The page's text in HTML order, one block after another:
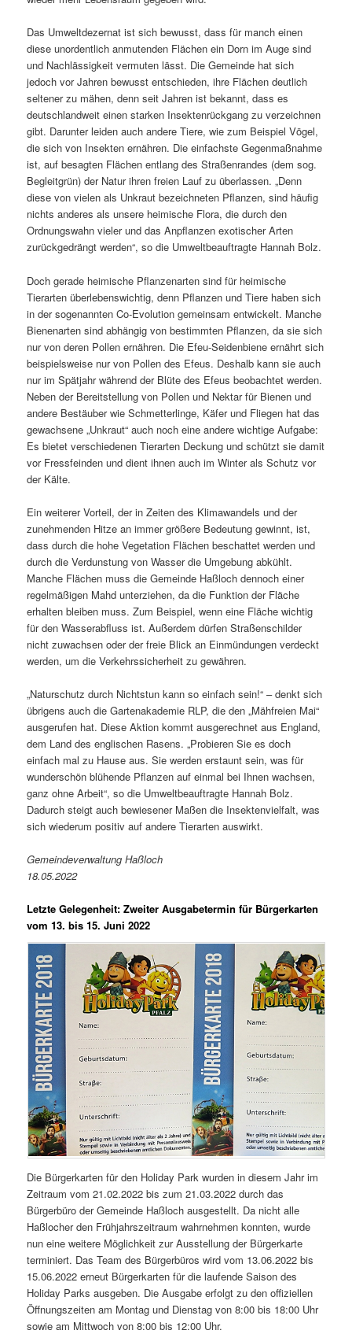
Das Umweltdezernat ist sich bewusst, dass für manch einen
diese unordentlich anmutenden Flächen ein Dorn im Auge sind
und Nachlässigkeit vermuten lässt. Die Gemeinde hat sich
jedoch vor Jahren bewusst entschieden, ihre Flächen deutlich
seltener zu mähen, denn seit Jahren ist bekannt, dass es
deutschlandweit einen starken Insektenrückgang zu verzeichnen
gibt. Darunter leiden auch andere Tiere, wie zum Beispiel Vögel,
die sich von Insekten ernähren. Die einfachste Gegenmaßnahme
ist, auf besagten Flächen entlang des Straßenrandes (dem sog.
Begleitgrün) der Natur ihren freien Lauf zu überlassen. „Denn
diese von vielen als Unkraut bezeichneten Pflanzen, sind häufig
nichts anderes als unsere heimische Flora, die durch den
Ordnungswahn vieler und das Anpflanzen exotischer Arten
zurückgedrängt werden“, so die Umweltbeauftragte Hannah Bolz.
Doch gerade heimische Pflanzenarten sind für heimische
Tierarten überlebenswichtig, denn Pflanzen und Tiere haben sich
in der sogenannten Co-Evolution gemeinsam entwickelt. Manche
Bienenarten sind abhängig von bestimmten Pflanzen, da sie sich
nur von deren Pollen ernähren. Die Efeu-Seidenbiene ernährt sich
beispielsweise nur von Pollen des Efeus. Deshalb kann sie auch
nur im Spätjahr während der Blüte des Efeus beobachtet werden.
Neben der Bereitstellung von Pollen und Nektar für Bienen und
andere Bestäuber wie Schmetterlinge, Käfer und Fliegen hat das
gewachsene „Unkraut“ auch noch eine andere wichtige Aufgabe:
Es bietet verschiedenen Tierarten Deckung und schützt sie damit
vor Fressfeinden und dient ihnen auch im Winter als Schutz vor
der Kälte.
Ein weiterer Vorteil, der in Zeiten des Klimawandels und der
zunehmenden Hitze an immer größere Bedeutung gewinnt, ist,
dass durch die hohe Vegetation Flächen beschattet werden und
durch die Verdunstung von Wasser die Umgebung abkühlt.
Manche Flächen muss die Gemeinde Haßloch dennoch einer
regelmäßigen Mahd unterziehen, da die Funktion der Fläche
erhalten bleiben muss. Zum Beispiel, wenn eine Fläche wichtig
für den Wasserabfluss ist. Außerdem dürfen Straßenschilder
nicht zuwachsen oder der freie Blick an Einmündungen verdeckt
werden, um die Verkehrssicherheit zu gewähren.
„Naturschutz durch Nichtstun kann so einfach sein!“ – denkt sich
übrigens auch die Gartenakademie RLP, die den „Mähfreien Mai“
ausgerufen hat. Diese Aktion kommt ausgerechnet aus England,
dem Land des englischen Rasens. „Probieren Sie es doch
einfach mal zu Hause aus. Sie werden erstaunt sein, was für
wunderschön blühende Pflanzen auf einmal bei Ihnen wachsen,
ganz ohne Arbeit“, so die Umweltbeauftragte Hannah Bolz.
Dadurch steigt auch bewiesener Maßen die Insektenvielfalt, was
sich wiederum positiv auf andere Tierarten auswirkt.
Gemeindeverwaltung Haßloch
18.05.2022
Letzte Gelegenheit: Zweiter Ausgabetermin für Bürgerkarten
vom 13. bis 15. Juni 2022
Die Bürgerkarten für den Holiday Park wurden in diesem Jahr im
Zeitraum vom 21.02.2022 bis zum 21.03.2022 durch das
Bürgerbüro der Gemeinde Haßloch ausgestellt. Da nicht alle
Haßlocher den Frühjahrszeitraum wahrnehmen konnten, wurde
nun eine weitere Möglichkeit zur Ausstellung der Bürgerkarte
terminiert. Das Team des Bürgerbüros wird vom 13.06.2022 bis
15.06.2022 erneut Bürgerkarten für die laufende Saison des
Holiday Parks ausgeben. Die Ausgabe erfolgt zu den offiziellen
Öffnungszeiten am Montag und Dienstag von 8:00 bis 18:00 Uhr
sowie am Mittwoch von 8:00 bis 12:00 Uhr.